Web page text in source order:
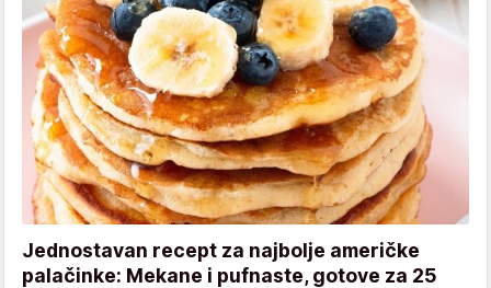
Jednostavan recept za najbolje američke
palačinke: Mekane i pufnaste, gotove za 25